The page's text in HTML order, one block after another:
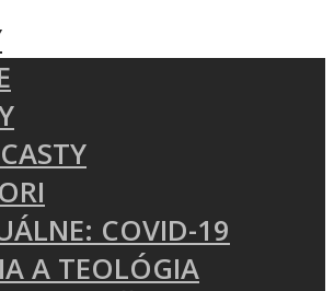
COVID-19
A TEOLÓGIA